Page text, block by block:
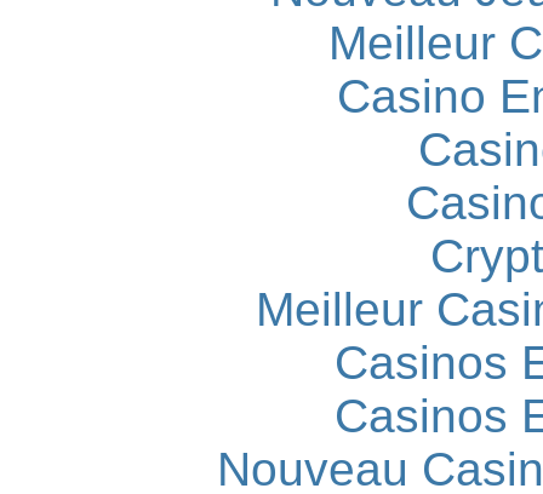
Meilleur
Casino
Meilleur
Casinos
Casinos
Nouveau